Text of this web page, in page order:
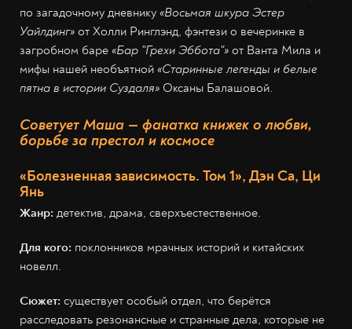
по загадочному дневнику «Восьмая шкура Эстер
Уайлдинг» от Холли Ринглэнд, фэнтези о вечеринке в
загробном баре «Бар "Грехи Эббота"» от Ванта Мила и
мифы нашей необъятной «Старинные легенды и белые
пятна в истории Суздаля» Оксаны Балашовой.
Советует Маша — фанатка книжек о любви,
борьбе за престол и космосе
«Болезненная зависимость. Том 1», Дэн Са, Ци
Янь
Жанр: детектив, драма, сверхъестественное.
Для кого: поклонников мрачных историй и китайских
новелл.
Сюжет: cуществует особый отдел, что берётся
расследовать резонансные и странные дела, которые не